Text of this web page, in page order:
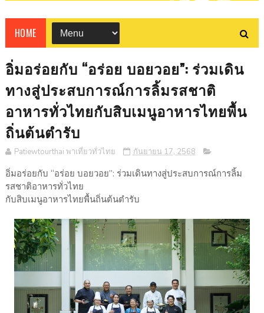
HOME
อิ่มอร่อยกับ “อร่อย บอยวอย”: ร่วมเดิน
ทางสู่ประสบการณ์การลิ้มรสชาติ
อาหารทั่วไทยกับสิบเมนูอาหารไทยพื้น
ถิ่นต้นตำรับ
Patiewtourthai พาเที่ยวทั่วไทย กันยายน 17, 2568
อิ่มอร่อยกับ “อร่อย บอยวอย”: ร่วมเดินทางสู่ประสบการณ์การลิ้ม
รสชาติอาหารทั่วไทย
กับสิบเมนูอาหารไทยพื้นถิ่นต้นตำรับ